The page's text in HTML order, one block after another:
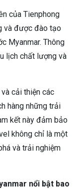
của Tienphong
và được đào tạo
Myanmar. Thông
lịch chất lượng và
cải thiện các
hàng những trải
kết này đảm bảo
không chỉ là một
và trải nghiệm
nổi bật bao